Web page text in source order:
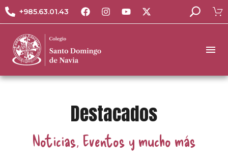
+985.63.01.43
Destacados
Noticias, Eventos y mucho más